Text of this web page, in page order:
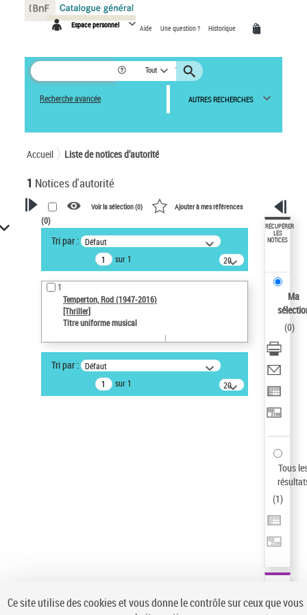
Espace personnel Aide Une question ? Historique
Tout
Recherche avancée AUTRES RECHERCHES
Accueil Liste de notices d’autorité
1 Notices d'autorité
VOTRE RECHERCHE
Recherche avancée dans les
notices d’autorité
Œuvres liées à l'auteur :
Temperton, Rod (1947-2016)
Type de notice d'autorité
Type de notice d'autorité
Voir la sélection (0) Ajouter à mes références
(0)
Tri par : Défaut
sur 1
20
résultats/page
1
Temperton, Rod (1947-2016)
[Thriller]
Titre uniforme musical
Tri par : Défaut
sur 1
20
résultats/page
RÉCUPÉRER
LES
NOTICES
Ma
(0)
Tous
(1)
Panneau de gestion des cookies
Ce site utilise des cookies et vous donne le contrôle sur ceux que vous